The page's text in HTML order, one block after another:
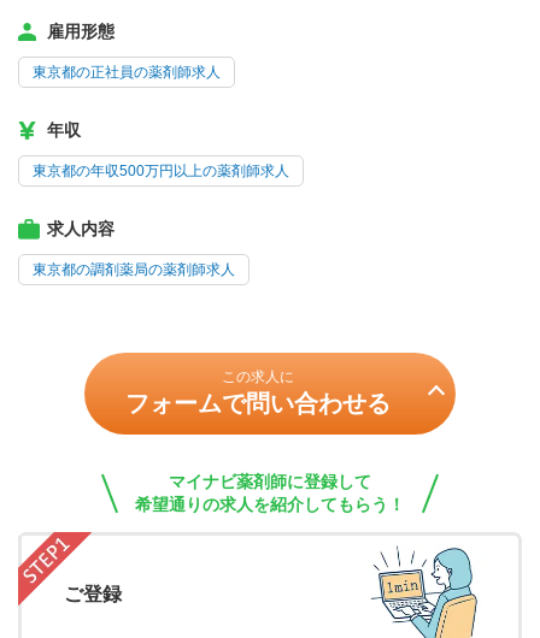
雇用形態
東京都の正社員の薬剤師求人
年収
東京都の年収500万円以上の薬剤師求人
求人内容
東京都の調剤薬局の薬剤師求人
この求人に
フォームで問い合わせる
マイナビ薬剤師に登録して
希望通りの求人を紹介してもらう！
ご登録